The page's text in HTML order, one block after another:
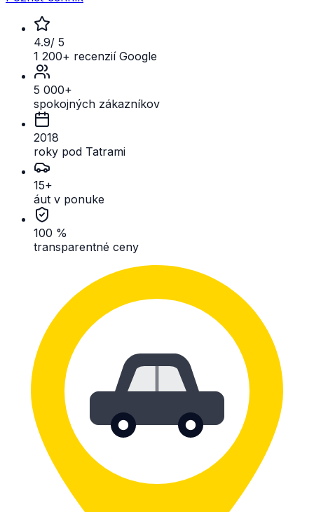
4.9/ 5
1 200+ recenzií Google
5 000+
spokojných zákazníkov
2018
roky pod Tatrami
15+
áut v ponuke
100 %
transparentné ceny